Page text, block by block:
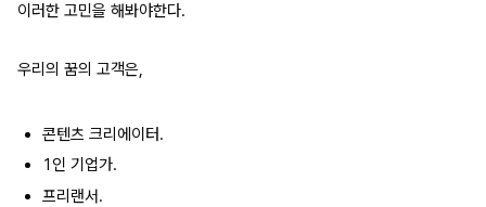
이러한 고민을 해봐야한다.
우리의 꿈의 고객은,
콘텐츠 크리에이터.
1인 기업가.
프리랜서.